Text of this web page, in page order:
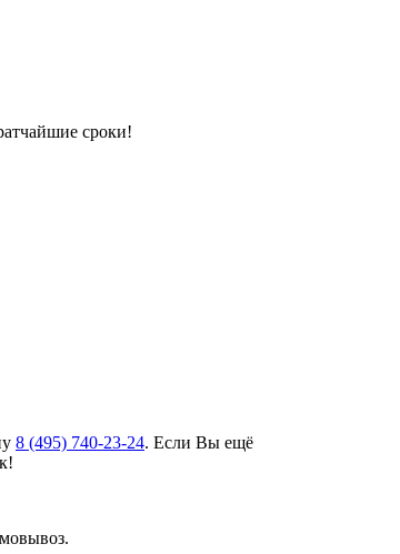
сроки!
8 (495) 740-23-24. Если Вы ещё